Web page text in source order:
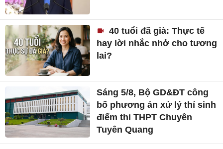
40 tuổi đã già: Thực tế
hay lời nhắc nhở cho tương
lai?
Sáng 5/8, Bộ GD&ĐT công
bố phương án xử lý thí sinh
điểm thi THPT Chuyên
Tuyên Quang